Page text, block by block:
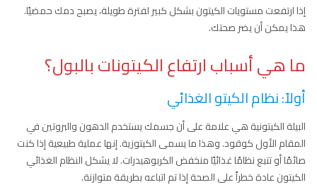
إذا ارتفعت مستويات الكيتون بشكل كبير لفترة طويلة، يصبح دمك حمضيًا.
هذا يمكن أن يضر صحتك.
ما هي أسباب ارتفاع الكيتونات بالبول؟
أولاً: نظام الكيتو الغذائي
البيلة الكيتونية هي علامة على أن جسمك يستخدم الدهون والبروتين في
المقام الأول كوقود. وهذا ما يسمى الكيتوزية. إنها عملية طبيعية إذا كنت
صائمًا أو تتبع نظامًا غذائيًا منخفض الكربوهيدرات. لا يشكل النظام الغذائي
الكيتون عادة خطراً على الصحة إذا تم اتباعه بطريقة متوازنة.